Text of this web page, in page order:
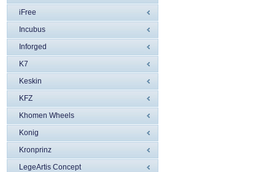
iFree
Incubus
Inforged
K7
Keskin
KFZ
Khomen Wheels
Konig
Kronprinz
LegeArtis Concept